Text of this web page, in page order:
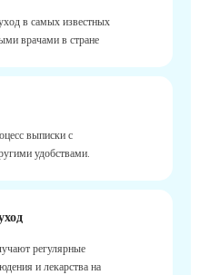
в самых известных
врачами в стране
выписки с
удобствами.
регулярные
и лекарства на